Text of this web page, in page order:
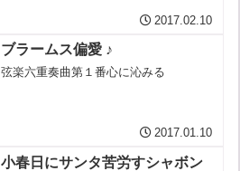
2017.02.10
ブラームス偏愛 ♪
弦楽六重奏曲第１番心に沁みる
2017.01.10
小春日にサンタ苦労すシャボン